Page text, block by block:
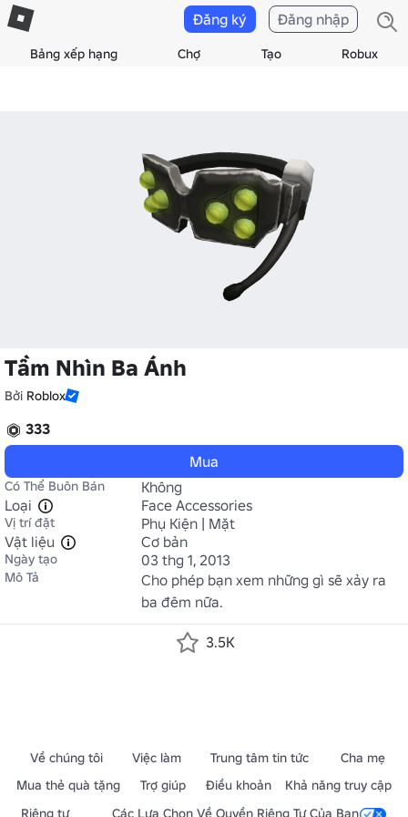
Bảng xếp hạng Chợ Tạo Robux
Đăng ký Đăng nhập
Tầm Nhìn Ba Ánh
Bởi Roblox
333
Mua
Có Thể Buôn Bán
Không
Loại
Face Accessories
Vị trí đặt
Phụ Kiện | Mặt
Vật liệu
Cơ bản
Ngày tạo 03 thg 1, 2013
Mô Tả
Cho phép bạn xem những gì sẽ xảy ra
ba đêm nữa.
3.5K
Về chúng tôi Việc làm Trung tâm tin tức
Cha mẹ
Mua thẻ quà tặng
Trợ giúp Điều khoản
Khả năng truy cập
Riêng tư
Các Lựa Chọn Về Quyền Riêng Tư Của Bạn